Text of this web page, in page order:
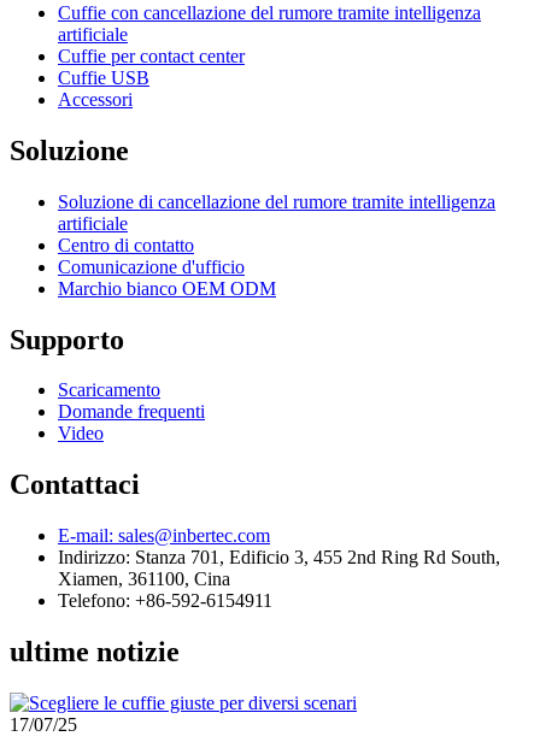
Cuffie con cancellazione del rumore tramite intelligenza
artificiale
Cuffie per contact center
Cuffie USB
Accessori
Soluzione
Soluzione di cancellazione del rumore tramite intelligenza
artificiale
Centro di contatto
Comunicazione d'ufficio
Marchio bianco OEM ODM
Supporto
Scaricamento
Domande frequenti
Video
Contattaci
E-mail: sales@inbertec.com
Indirizzo: Stanza 701, Edificio 3, 455 2nd Ring Rd South,
Xiamen, 361100, Cina
Telefono: +86-592-6154911
ultime notizie
17/07/25